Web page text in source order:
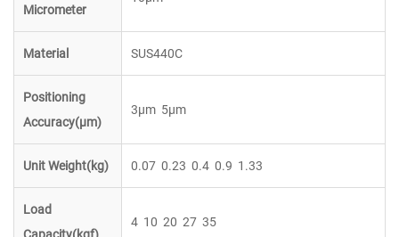
Micrometer
Material SUS440C
Positioning
Accuracy(µm)
3µm 5µm
Unit Weight(kg) 0.07 0.23 0.4 0.9 1.33
Load
4 10 20 27 35